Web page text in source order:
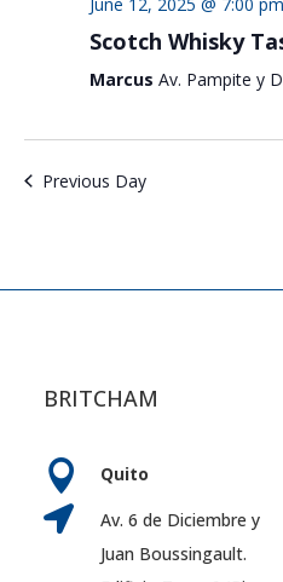
Scotch Whisky
Marcus Av. Pampite y
Previous Day
BRITCHAM
 Quito

Av. 6 de Diciembre y
Juan Boussingault.